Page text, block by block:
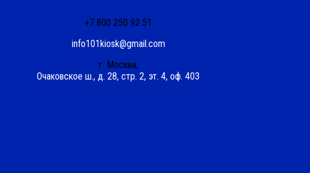
+7 800 250 92 51
info101kiosk@gmail.com
г. Москва,
Очаковское ш., д. 28, стр. 2, эт. 4, оф. 403